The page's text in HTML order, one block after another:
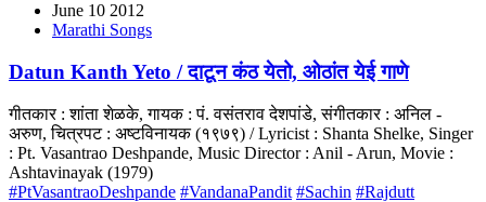
June 10 2012
Marathi Songs
Datun Kanth Yeto / दाटून कंठ येतो, ओठांत येई गाणे
गीतकार : शांता शेळके, गायक : पं. वसंतराव देशपांडे, संगीतकार : अनिल -
अरुण, चित्रपट : अष्टविनायक (१९७९) / Lyricist : Shanta Shelke, Singer
: Pt. Vasantrao Deshpande, Music Director : Anil - Arun, Movie :
Ashtavinayak (1979)
#PtVasantraoDeshpande #VandanaPandit #Sachin #Rajdutt